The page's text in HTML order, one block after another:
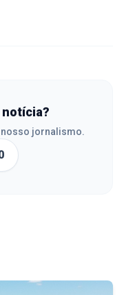
notícia?
nosso jornalismo.